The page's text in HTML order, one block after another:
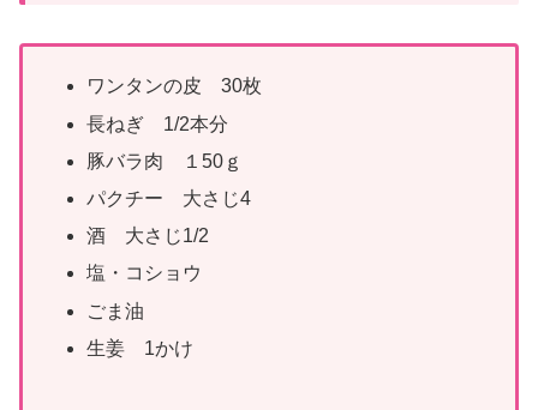
ワンタンの皮 30枚
長ねぎ 1/2本分
豚バラ肉 １50ｇ
パクチー 大さじ4
酒 大さじ1/2
塩・コショウ
ごま油
生姜 1かけ